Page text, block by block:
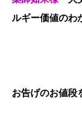
ルギー価値のわ
お告げのお値段